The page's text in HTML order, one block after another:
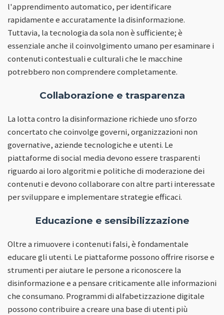
l'apprendimento automatico, per identificare
rapidamente e accuratamente la disinformazione.
Tuttavia, la tecnologia da sola non è sufficiente; è
essenziale anche il coinvolgimento umano per esaminare i
contenuti contestuali e culturali che le macchine
potrebbero non comprendere completamente.
Collaborazione e trasparenza
La lotta contro la disinformazione richiede uno sforzo
concertato che coinvolge governi, organizzazioni non
governative, aziende tecnologiche e utenti. Le
piattaforme di social media devono essere trasparenti
riguardo ai loro algoritmi e politiche di moderazione dei
contenuti e devono collaborare con altre parti interessate
per sviluppare e implementare strategie efficaci.
Educazione e sensibilizzazione
Oltre a rimuovere i contenuti falsi, è fondamentale
educare gli utenti. Le piattaforme possono offrire risorse e
strumenti per aiutare le persone a riconoscere la
disinformazione e a pensare criticamente alle informazioni
che consumano. Programmi di alfabetizzazione digitale
possono contribuire a creare una base di utenti più